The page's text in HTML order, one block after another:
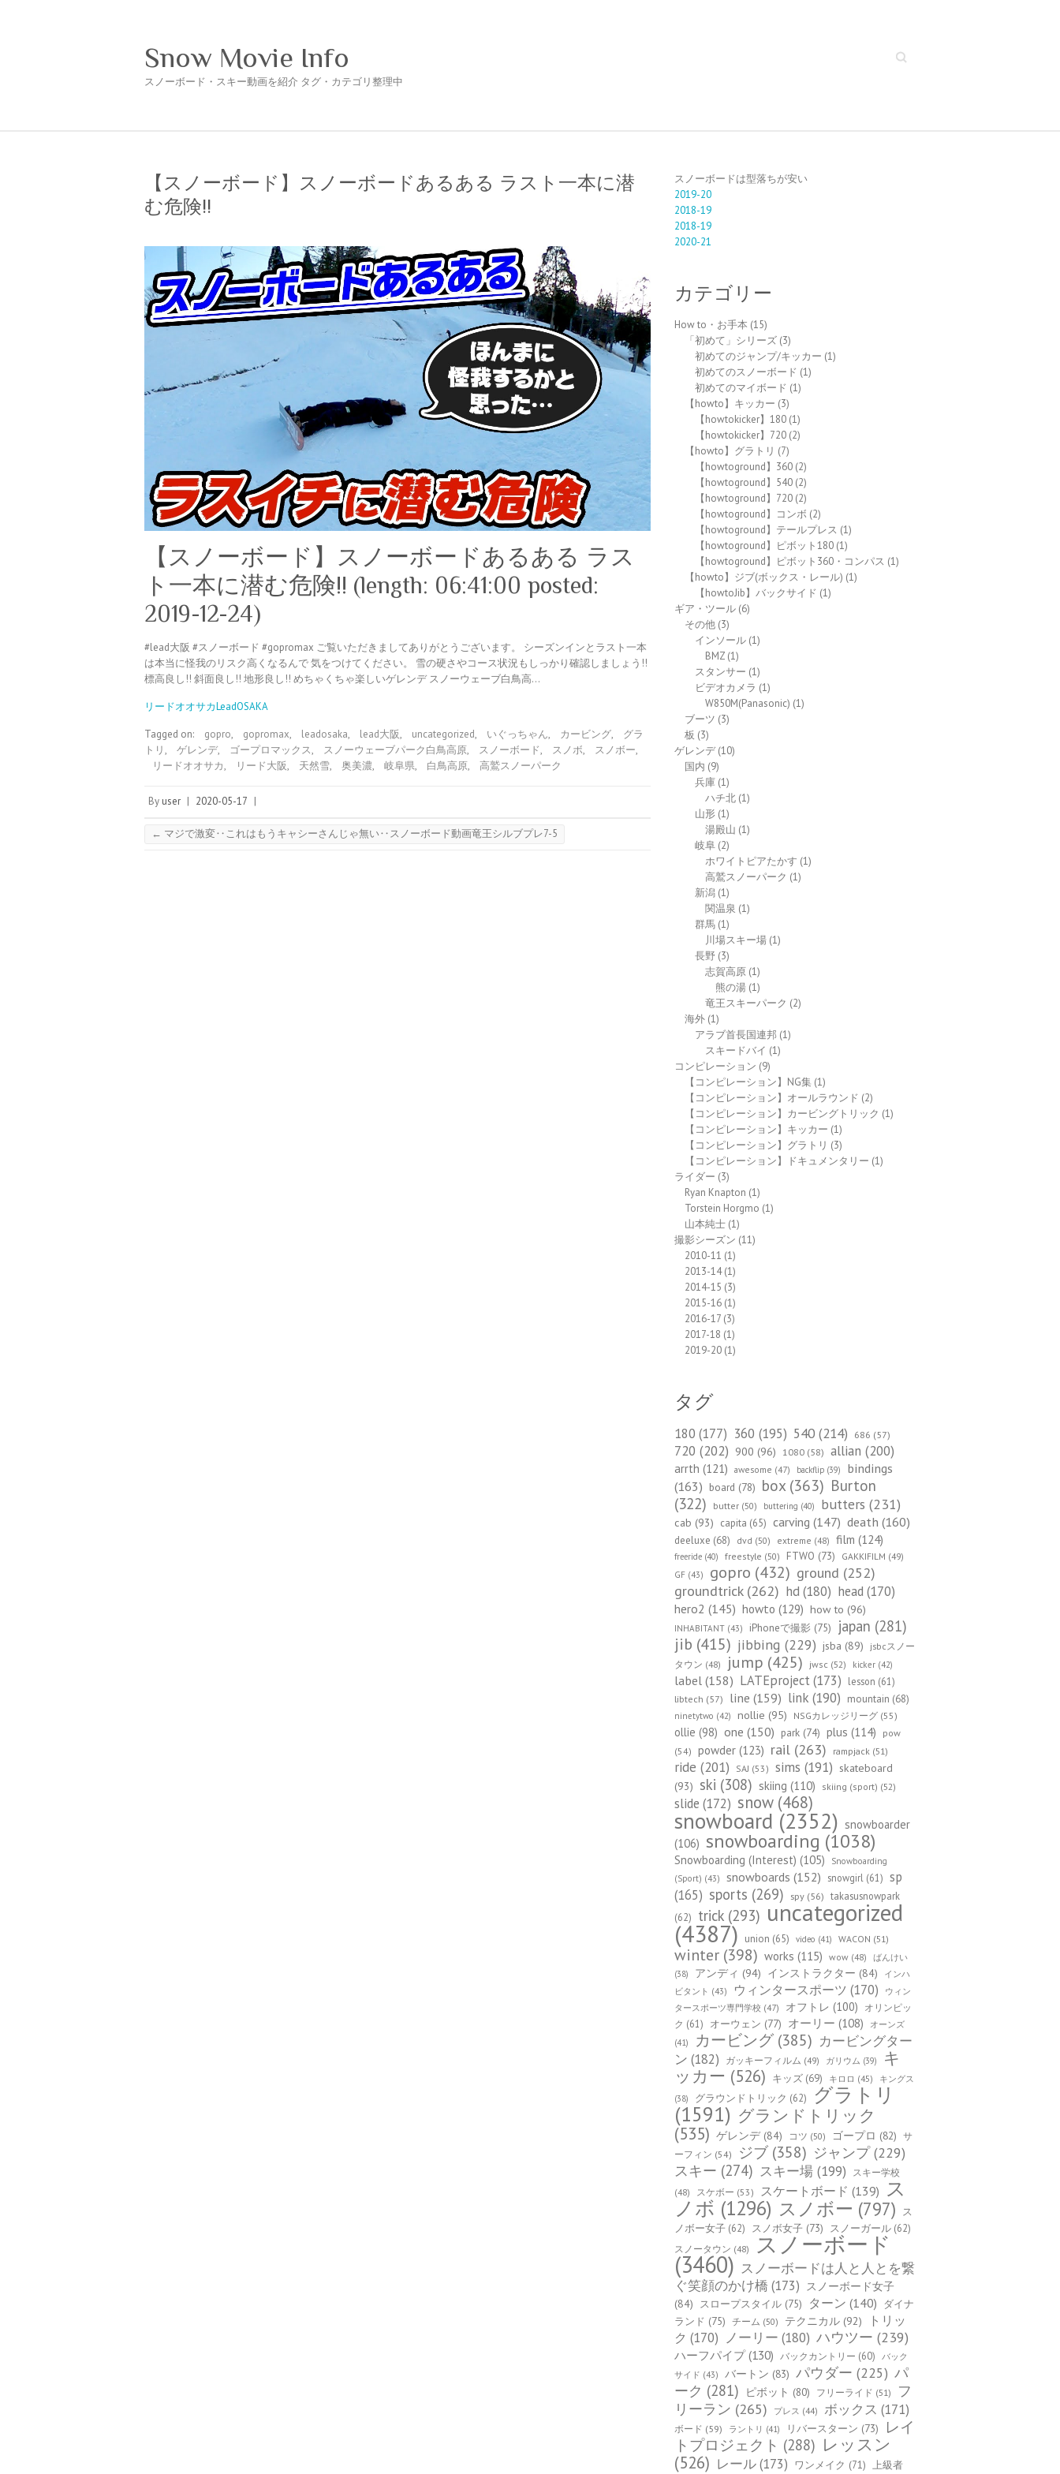
Search
Snow Movie Info
スノーボード・スキー動画を紹介 タグ・カテゴリ整理中
【スノーボード】スノーボードあるある ラスト一本に潜
む危険!!
【スノーボード】スノーボードあるある ラス
ト一本に潜む危険!! (length: 06:41:00 posted:
2019-12-24)
#lead大阪 #スノーボード #gopromax ご覧いただきましてありがとうございます。 シーズンインとラスト一本
は本当に怪我のリスク高くなるんで 気をつけてください。 雪の硬さやコース状況もしっかり確認しましょう!!
標高良し!! 斜面良し!! 地形良し!! めちゃくちゃ楽しいゲレンデ スノーウェーブ白鳥高…
リードオオサカLeadOSAKA
Tagged on: gopro, gopromax, leadosaka, lead大阪, uncategorized, いぐっちゃん, カービング,
グラ
トリ, ゲレンデ, ゴープロマックス, スノーウェーブパーク白鳥高原, スノーボード, スノボ, スノボー,
リードオオサカ, リード大阪, 天然雪, 奥美濃, 岐阜県, 白鳥高原, 高鷲スノーパーク
By user | 2020-05-17 |
← マジで激変‥これはもうキャシーさんじゃ無い‥スノーボード動画竜王シルブプレ7-5
スノーボードは型落ちが安い
2019-20
2018-19
2018-19
2020-21
カテゴリー
How to・お手本 (15)
「初めて」シリーズ (3)
初めてのジャンプ/キッカー (1)
初めてのスノーボード (1)
初めてのマイボード (1)
【howto】キッカー (3)
【howtokicker】180 (1)
【howtokicker】720 (2)
【howto】グラトリ (7)
【howtoground】360 (2)
【howtoground】540 (2)
【howtoground】720 (2)
【howtoground】コンボ (2)
【howtoground】テールプレス (1)
【howtoground】ピボット180 (1)
【howtoground】ピボット360・コンパス (1)
【howto】ジブ(ボックス・レール) (1)
【howtoJib】バックサイド (1)
ギア・ツール (6)
その他 (3)
インソール (1)
BMZ (1)
スタンサー (1)
ビデオカメラ (1)
W850M(Panasonic) (1)
ブーツ (3)
板 (3)
ゲレンデ(10)
国内 (9)
兵庫 (1)
ハチ北 (1)
山形 (1)
湯殿山 (1)
岐阜 (2)
ホワイトピアたかす (1)
高鷲スノーパーク (1)
新潟 (1)
関温泉 (1)
群馬 (1)
川場スキー場 (1)
長野 (3)
志賀高原 (1)
熊の湯 (1)
竜王スキーパーク (2)
海外 (1)
アラブ首長国連邦 (1)
スキードバイ (1)
コンピレーション (9)
【コンピレーション】NG集 (1)
【コンピレーション】オールラウンド (2)
【コンピレーション】カービングトリック (1)
【コンピレーション】キッカー (1)
【コンピレーション】グラトリ (3)
【コンピレーション】ドキュメンタリー (1)
ライダー (3)
Ryan Knapton (1)
Torstein Horgmo (1)
山本純士 (1)
撮影シーズン (11)
2010-11 (1)
2013-14(1)
2014-15 (3)
2015-16 (1)
2016-17 (3)
2017-18 (1)
2019-20 (1)
タグ
180 (177) 360 (195) 540 (214) 686 (57)
720 (202) 900 (96) 1080 (58) allian (200)
arrth (121) awesome (47) backflip (39)
bindings
(163) board (78) box(363) Burton
(322)
butter (50) buttering (40) butters (231)
cab (93) capita (65) carving (147) death (160)
deeluxe (68) dvd (50) extreme (48) film (124)
freeride (40) freestyle (50) FTWO (73) GAKKIFILM (49)
GF (43) gopro (432) ground (252)
groundtrick(262) hd(180) head(170)
hero2 (145) howto (129) how to (96)
INHABITANT (43) iPhoneで撮影 (75) japan (281)
jib (415) jibbing (229) jsba (89)
jsbcスノー
タウン (48) jump (425) jwsc (52) kicker (42)
label (158) LATEproject(173) lesson (61)
libtech (57) line (159) link (190) mountain (68)
ninetytwo (42) nollie (95) NSGカレッジリーグ (55)
ollie (98) one (150) park (74) plus (114)
pow
(54)
powder (123) rail (263) rampjack (51)
ride (201) SAJ (53) sims (191) skateboard
(93) ski (308) skiing (110) skiing (sport) (52)
slide (172) snow (468)
snowboard (2352) snowboarder
(106) snowboarding (1038)
Snowboarding (Interest) (105)
Snowboarding
(Sport) (43) snowboards (152) snowgirl (61) sp
(165) sports (269) spy (56)
takasusnowpark
(62)
trick (293) uncategorized
(4387) union (65) video (41) WACON (51)
winter (398) works (115) wow (48)
ばんけい
(38)
アンディ (94) インストラクター (84)
インハ
ビタント (43) ウィンタースポーツ (170)
ウィン
タースポーツ専門学校 (47) オフトレ (100)
オリンピッ
ク (61) オーウェン (77) オーリー (108)
オーンズ
(41)
カービング (385) カービングター
ン (182) ガッキーフィルム (49) ガリウム (39)
キ
ッカー (526) キッズ (69) キロロ (45)
キングス
(38)
グラウンドトリック (62) グラトリ
(1591) グランドトリック
(535) ゲレンデ(84) コツ (50) ゴープロ (82)
サ
ーフィン (54) ジブ (358) ジャンプ(229)
スキー (274) スキー場 (199)
スキー学校
(48)
スケボー (53) スケートボード (139) ス
ノボ (1296) スノボー (797)
ス
ノボー女子 (62) スノボ女子 (73) スノーガール (62)
スノータウン (48) スノーボード
(3460) スノーボードは人と人とを繋
ぐ笑顔のかけ橋 (173) スノーボード女子
(84) スロープスタイル (75) ターン (140) ダイナ
ランド (75) チーム (50) テクニカル (92)
トリッ
ク (170) ノーリー (180) ハウツー (239)
ハーフパイプ(130) バックカントリー (60)
バック
サイド (43) バートン (83) パウダー (225) パ
ーク (281) ピボット (80) フリーライド (51)
フ
リーラン (265) プレス (44) ボックス (171)
ボード (59) ラントリ (41) リバースターン (73)
レイ
トプロジェクト (288) レッスン
(526) レール(173) ワンメイク (71) 上級者